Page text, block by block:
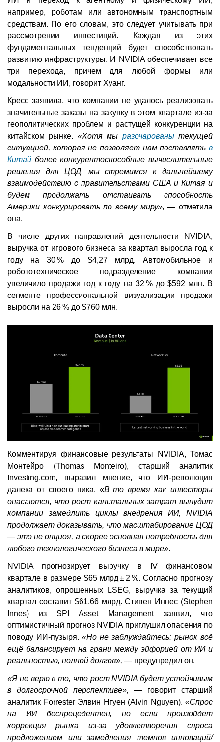
например, роботам или автономным транспортным
средствам. По его словам, это следует учитывать при
рассмотрении инвестиций. Каждая из этих
фундаментальных тенденций будет способствовать
развитию инфраструктуры. И NVIDIA обеспечивает все
три перехода, причем для любой формы или
модальности ИИ, говорит Хуанг.
Кресс заявила, что компании не удалось реализовать
значительные заказы на закупку в этом квартале из-за
геополитических проблем и растущей конкуренции на
китайском рынке. «Хотя мы разочарованытекущей
ситуацией, которая не позволяет нам поставлять в
Китай более конкурентоспособные вычислительные
решения для ЦОД, мы стремимся к дальнейшему
взаимодействию с правительствами США и Китая и
будем продолжать отстаивать способность
Америки конкурировать по всему миру», — отметила
она.
В числе других направлений деятельности NVIDIA,
выручка от игрового бизнеса за квартал выросла год к
году на 30 % до $4,27 млрд. Автомобильное и
робототехническое подразделение компании
увеличило продажи год к году на 32 % до $592 млн. В
сегменте профессиональной визуализации продажи
выросли на 26 % до $760 млн.
Комментируя финансовые результаты NVIDIA, Томас
Монтейро (Thomas Monteiro), старший аналитик
Investing.com, выразил мнение, что ИИ-революция
далека от своего пика. «В то время как инвесторы
опасаются, что рост капитальных затрат вынудит
компании замедлить циклы внедрения ИИ, NVIDIA
продолжает доказывать, что масштабирование ЦОД
— это не опциоя, а скорее основная потребность для
любого технологического бизнеса в мире».
NVIDIA прогнозирует выручку в IV финансовом
квартале в размере $65 млрд ± 2 %. Согласно прогнозу
аналитиков, опрошенных LSEG, выручка за текущий
квартал составит $61,66 млрд. Стивен Иннес (Stephen
Innes) из SPI Asset Management заявил, что
оптимистичный прогноз NVIDIA приглушил опасения по
поводу ИИ-пузыря. «Но не заблуждайтесь: рынок всё
ещё балансирует на грани между эйфорией от ИИ и
реальностью, полной долгов», — предупредил он.
«Я не верю в то, что рост NVIDIA будет устойчивым
в долгосрочной перспективе», — говорит старший
аналитик Forrester Элвин Нгуен (Alvin Nguyen). «Спрос
на ИИ беспрецедентен, но если произойдет
коррекция рынка из-за удовлетворения спроса
предложением или замедления темпов инноваций/